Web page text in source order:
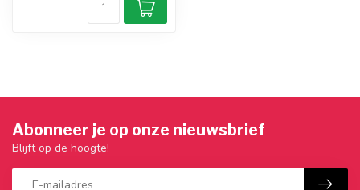
Abonneer je op onze nieuwsbrief
Blijft op de hoogte!